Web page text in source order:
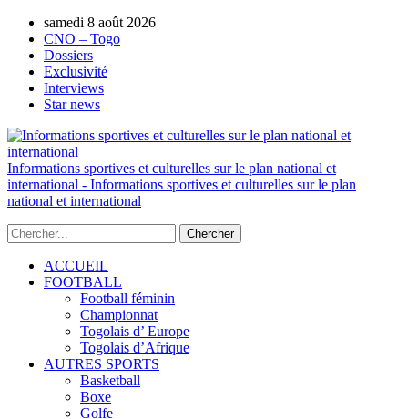
samedi 8 août 2026
CNO – Togo
Dossiers
Exclusivité
Interviews
Star news
Informations sportives et culturelles sur le plan national et
international - Informations sportives et culturelles sur le plan
national et international
ACCUEIL
FOOTBALL
Football féminin
Championnat
Togolais d’ Europe
Togolais d’Afrique
AUTRES SPORTS
Basketball
Boxe
Golfe
AUTORISATION DE LA HAAC N°0134/